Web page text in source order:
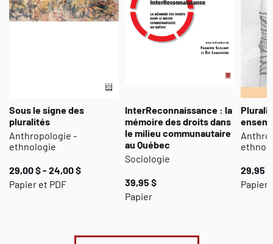
Sous le signe des
pluralités
Anthropologie -
ethnologie
29,00 $ - 24,00 $
Papier et PDF
InterReconnaissance : la
mémoire des droits dans
le milieu communautaire
au Québec
Sociologie
39,95 $
Papier
29,95 $
Papier